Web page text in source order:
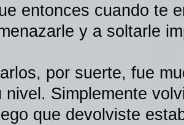
entonces cuando te
y a soltarle
por suerte, fue
nivel. Simplemente
que devolviste